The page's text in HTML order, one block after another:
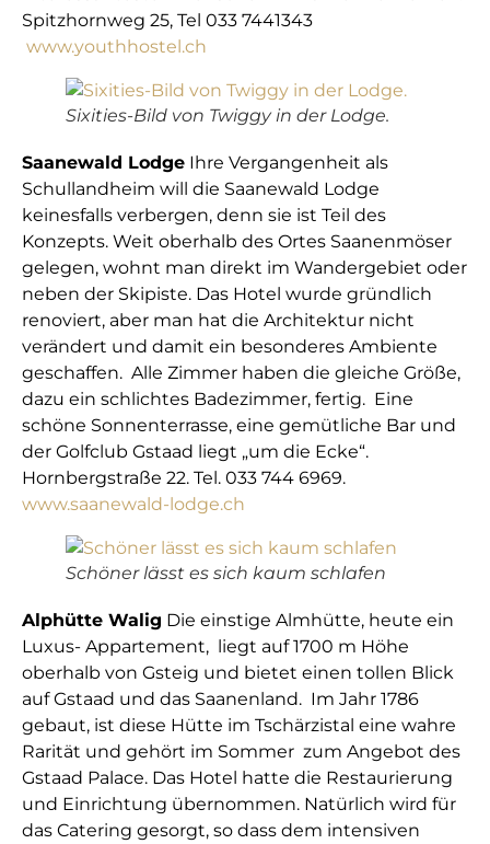
Spitzhornweg 25, Tel 033 7441343
www.youthhostel.ch
Sixities-Bild von Twiggy in der Lodge.
Saanewald Lodge Ihre Vergangenheit als
Schullandheim will die Saanewald Lodge
keinesfalls verbergen, denn sie ist Teil des
Konzepts. Weit oberhalb des Ortes Saanenmöser
gelegen, wohnt man direkt im Wandergebiet oder
neben der Skipiste. Das Hotel wurde gründlich
renoviert, aber man hat die Architektur nicht
verändert und damit ein besonderes Ambiente
geschaffen. Alle Zimmer haben die gleiche Größe,
dazu ein schlichtes Badezimmer, fertig. Eine
schöne Sonnenterrasse, eine gemütliche Bar und
der Golfclub Gstaad liegt „um die Ecke“.
Hornbergstraße 22. Tel. 033 744 6969.
www.saanewald-lodge.ch
Schöner lässt es sich kaum schlafen
Alphütte Walig Die einstige Almhütte, heute ein
Luxus- Appartement, liegt auf 1700 m Höhe
oberhalb von Gsteig und bietet einen tollen Blick
auf Gstaad und das Saanenland. Im Jahr 1786
gebaut, ist diese Hütte im Tschärzistal eine wahre
Rarität und gehört im Sommer zum Angebot des
Gstaad Palace. Das Hotel hatte die Restaurierung
und Einrichtung übernommen. Natürlich wird für
das Catering gesorgt, so dass dem intensiven